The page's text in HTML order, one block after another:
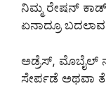
ನಿಮ್ಮ ರೇಷನ್
ಏನಾದ್ರೂ
ಅಡ್ರೆಸ್, ಮೊಬೈಲ್
ಸೇರ್ಪಡೆ ಅಥವಾ